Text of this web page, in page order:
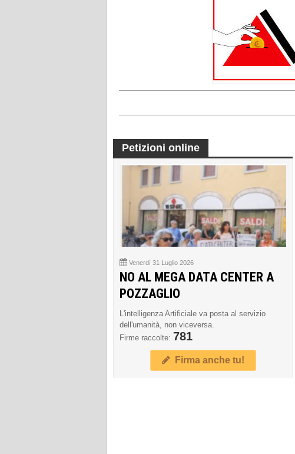
Petizioni online
Venerdì 31 Luglio 2026
NO AL MEGA DATA CENTER A
POZZAGLIO
L'intelligenza Artificiale va posta al servizio
dell'umanità, non viceversa.
Firme raccolte: 781
Firma anche tu!